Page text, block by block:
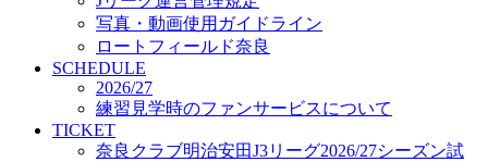
ACADEMY
アカデミーについて
プロジェクト
コーチ&スタッフ
ジュニア
ジュニアユース
ユース
写真・動画使用ガイドライン
ロートフィールド奈良
SCHEDULE
2026/27
練習見学時のファンサービスについて
TICKET
奈良クラブ明治安田J3リーグ2026/27シーズン試